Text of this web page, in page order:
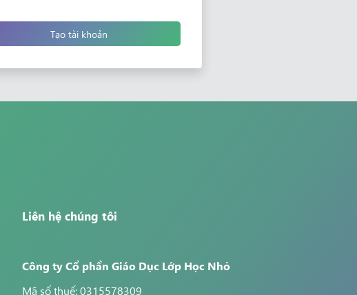
Tạo tài khoản
Liên hệ chúng tôi
Công ty Cổ phần Giáo Dục Lớp Học Nhỏ
Mã số thuế: 0315578309